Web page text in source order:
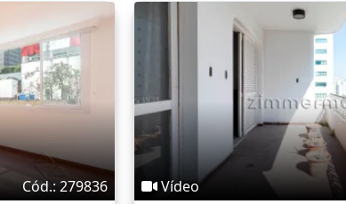
Cód.: 279836 Vídeo